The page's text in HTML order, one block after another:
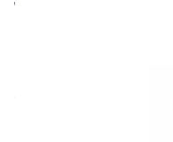
VERFSPUIT CPL.